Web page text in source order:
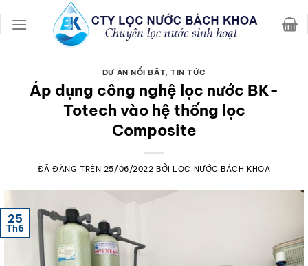
đến
DỰ ÁN NỔI BẬT,TIN TỨC
Áp dụng công nghệ lọc nước BK-
Totech vào hệ thống lọc
Composite
ĐÃ ĐĂNG TRÊN 25/06/2022 BỞILỌC NƯỚC BÁCH KHOA
25
Th6